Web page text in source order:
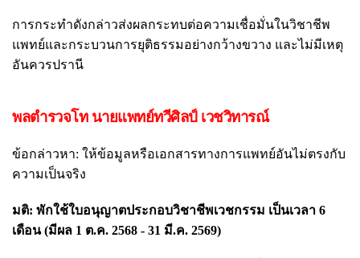
การกระทำดังกล่าวส่งผลกระทบต่อความเชื่อมั่นในวิชาชีพ
แพทย์และกระบวนการยุติธรรมอย่างกว้างขวาง และไม่มีเหตุ
อันควรปรานี
พลตำรวจโท นายแพทย์ทวีศิลป์ เวชวิทารณ์
ข้อกล่าวหา: ให้ข้อมูลหรือเอกสารทางการแพทย์อันไม่ตรงกับ
ความเป็นจริง
มติ: พักใช้ใบอนุญาตประกอบวิชาชีพเวชกรรม เป็นเวลา 6
เดือน (มีผล 1 ต.ค. 2568 - 31 มี.ค. 2569)